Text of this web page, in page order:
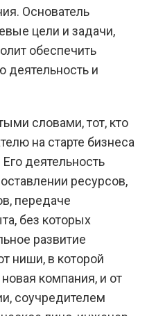
Основатель
цели и задачи,
обеспечить
деятельность и
словами, тот, кто
на старте бизнеса
деятельность
ресурсов,
передаче
без которых
развитие
ниши, в которой
компания, и от
соучредителем